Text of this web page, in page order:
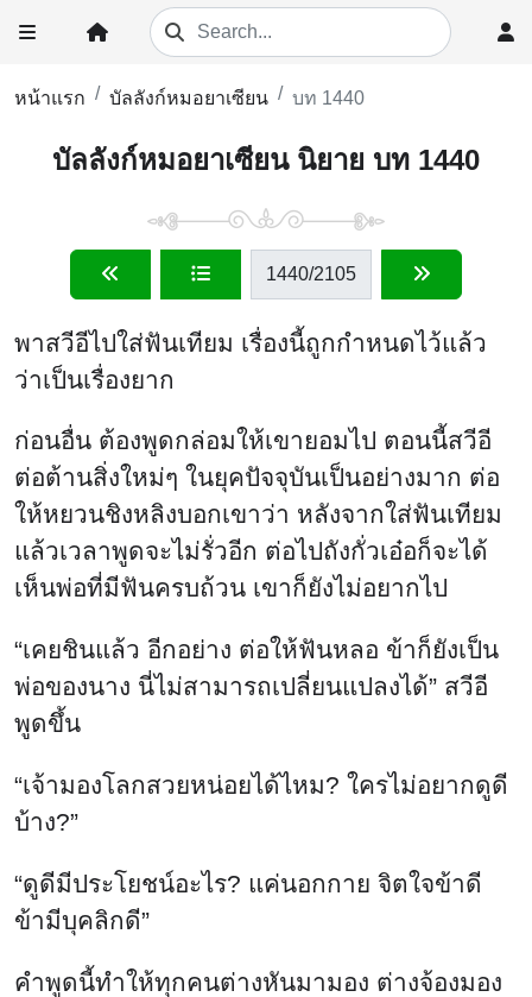
หน้าแรก บัลลังก์หมอยาเซียน บท 1440
บัลลังก์หมอยาเซียน นิยาย บท 1440
1440/2105
พาสวีอีไปใส่ฟันเทียม เรื่องนี้ถูกกำหนดไว้แล้ว
ว่าเป็นเรื่องยาก
ก่อนอื่น ต้องพูดกล่อมให้เขายอมไป ตอนนี้สวีอี
ต่อต้านสิ่งใหม่ๆ ในยุคปัจจุบันเป็นอย่างมาก ต่อ
ให้หยวนชิงหลิงบอกเขาว่า หลังจากใส่ฟันเทียม
แล้วเวลาพูดจะไม่รั่วอีก ต่อไปถังกั่วเอ๋อก็จะได้
เห็นพ่อที่มีฟันครบถ้วน เขาก็ยังไม่อยากไป
“เคยชินแล้ว อีกอย่าง ต่อให้ฟันหลอ ข้าก็ยังเป็น
พ่อของนาง นี่ไม่สามารถเปลี่ยนแปลงได้” สวีอี
พูดขึ้น
“เจ้ามองโลกสวยหน่อยได้ไหม? ใครไม่อยากดูดี
บ้าง?”
“ดูดีมีประโยชน์อะไร? แค่นอกกาย จิตใจข้าดี
ข้ามีบุคลิกดี”
คำพูดนี้ทำให้ทุกคนต่างหันมามอง ต่างจ้องมอง